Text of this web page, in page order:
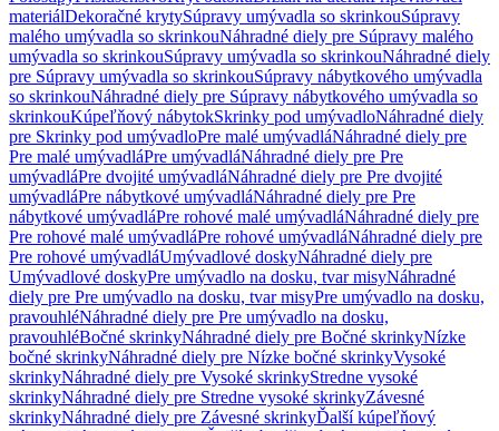
materiálDekoračné krytySúpravy umývadla so skrinkouSúpravy
malého umývadla so skrinkouNáhradné diely pre Súpravy malého
umývadla so skrinkouSúpravy umývadla so skrinkouNáhradné diely
pre Súpravy umývadla so skrinkouSúpravy nábytkového umývadla
so skrinkouNáhradné diely pre Súpravy nábytkového umývadla so
skrinkouKúpeľňový nábytokSkrinky pod umývadloNáhradné diely
pre Skrinky pod umývadloPre malé umývadláNáhradné diely pre
Pre malé umývadláPre umývadláNáhradné diely pre Pre
umývadláPre dvojité umývadláNáhradné diely pre Pre dvojité
umývadláPre nábytkové umývadláNáhradné diely pre Pre
nábytkové umývadláPre rohové malé umývadláNáhradné diely pre
Pre rohové malé umývadláPre rohové umývadláNáhradné diely pre
Pre rohové umývadláUmývadlové doskyNáhradné diely pre
Umývadlové doskyPre umývadlo na dosku, tvar misyNáhradné
diely pre Pre umývadlo na dosku, tvar misyPre umývadlo na dosku,
pravouhléNáhradné diely pre Pre umývadlo na dosku,
pravouhléBočné skrinkyNáhradné diely pre Bočné skrinkyNízke
bočné skrinkyNáhradné diely pre Nízke bočné skrinkyVysoké
skrinkyNáhradné diely pre Vysoké skrinkyStredne vysoké
skrinkyNáhradné diely pre Stredne vysoké skrinkyZávesné
skrinkyNáhradné diely pre Závesné skrinkyĎalší kúpeľňový